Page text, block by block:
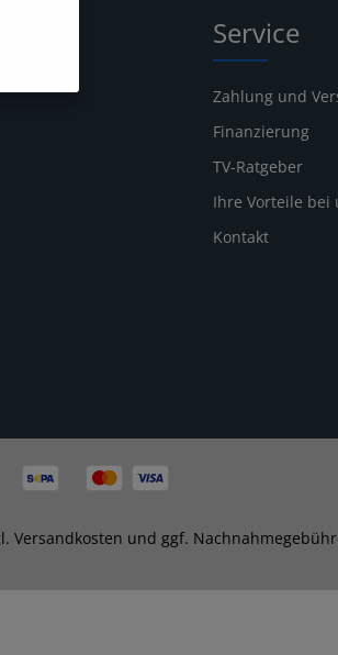
Service
Zahlung und
Finanzierung
TV-Ratgeber
Ihre Vorteile bei
Kontakt
Versandkosten und ggf.